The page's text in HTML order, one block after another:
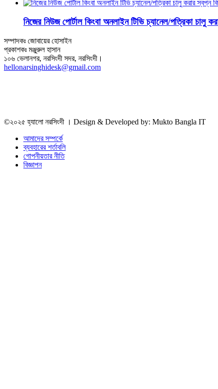
নিজের নিউজ পোর্টাল কিংবা অনলাইন টিভি চ্যানেল/পত্রিকা
সম্পাদকঃ জোবায়ের হোসাইন
প্রকাশকঃ মঞ্জুরুল হাসান
১০৬ ভেলানগর, নরসিংদী সদর, নরসিংদী।
hellonarsinghidesk@gmail.com
©২০২৫ হ্যালো নরসিংদী । Design & Developed by: Mukto Bangla IT
আমাদের সম্পর্কে
ব্যবহারের শর্তাবলি
গোপনীয়তার নীতি
বিজ্ঞাপন